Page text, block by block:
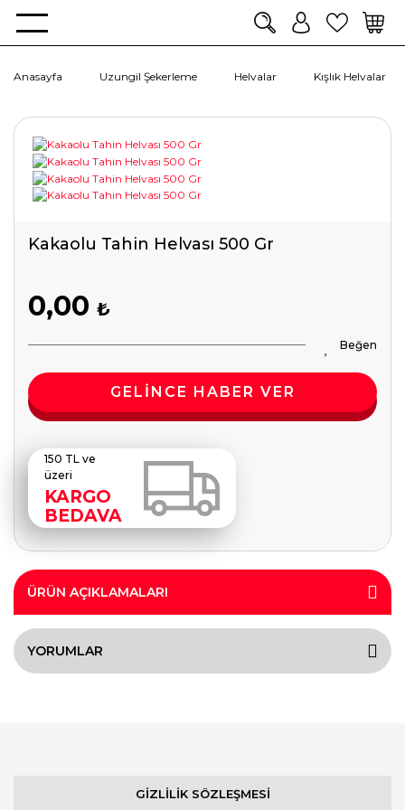
Anasayfa Uzungil Şekerleme Helvalar Kışlık Helvalar
Kakaolu Tahin Helvası 500 Gr
0,00 ₺
GELİNCE HABER VER
150 TL ve
üzeri
KARGO
BEDAVA
ÜRÜN AÇIKLAMALARI
YORUMLAR
GİZLİLİK SÖZLEŞMESİ